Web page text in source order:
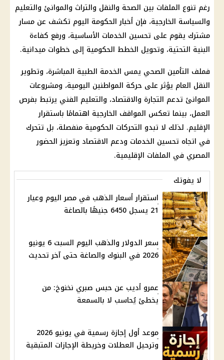
رغم تنوع الملفات بين الصحة والنقل والتراث والموانئ والتعليم
والسياسة الخارجية، فإن أخبار الحكومة اليوم تكشف عن مسار
مشترك يقوم على تحسين الخدمات الأساسية، ورفع كفاءة
البنية التحتية، وتحويل الخطط الحكومية إلى خطوات ميدانية.
فملف التأمين الصحي يمس الخدمة الطبية المباشرة، وتطوير
النقل العام يؤثر على حركة المواطنين اليومية، ومشروعات
الموانئ تدعم التجارة والاقتصاد، والتعليم الفني يرتبط بفرص
العمل، بينما تعكس المواقف الخارجية اهتمامًا باستقرار
الإقليم. لذلك لا تبدو التحركات الحكومية منفصلة، بل تتحرك
في اتجاه تحسين الخدمات ودعم الاقتصاد وتعزيز الحضور
المصري في الملفات الإقليمية.
لا يفوتك
استقرار أسعار الذهب في مصر اليوم وعيار
21 يسجل 6450 جنيهًا بالصاغة
سعر الدولار والذهب اليوم السبت 6 يونيو
2026 في البنوك والصاغة حتى آخر تحديث
عمرو أديب عن حبس صبري نخنوخ: من
يخطئ يُحاسب لا بالسمعة
موعد أول إجازة رسمية في يونيو 2026
وترحيل العطلات وخريطة الإجازات المتبقية